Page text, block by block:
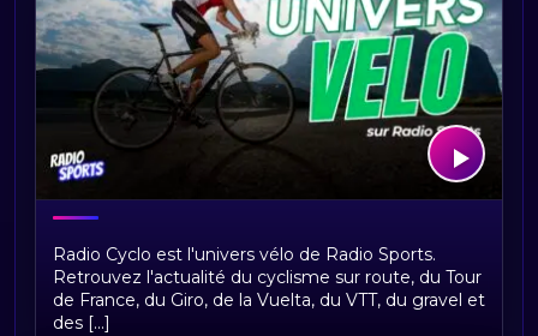
Bienvenue sur Radio Cyclo, votre
univers vélo
Radio Cyclo est l'univers vélo de Radio Sports.
Retrouvez l'actualité du cyclisme sur route, du Tour
de France, du Giro, de la Vuelta, du VTT, du gravel et
des [...]